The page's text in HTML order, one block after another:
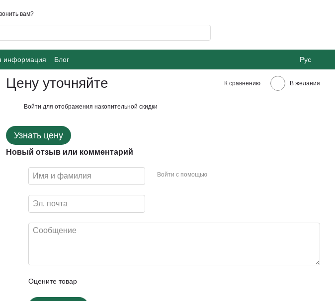
вам?
информация Блог Рус
Цену уточняйте К сравнению В желания
Войти для отображения накопительной скидки
Узнать цену
Новый отзыв или комментарий
Войти с помощью
Оцените товар